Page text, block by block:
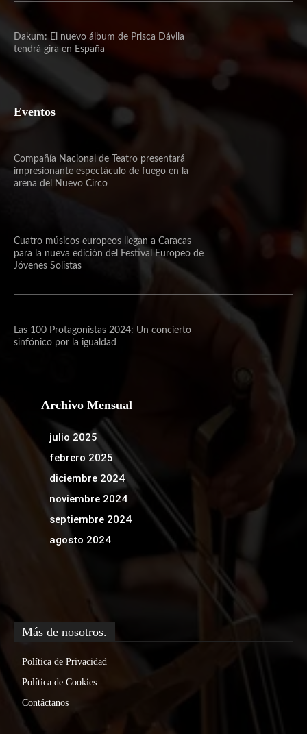
Dakum: El nuevo álbum de Prisca Dávila
tendrá gira en España
Eventos
Compañía Nacional de Teatro presentará
impresionante espectáculo de fuego en la
arena del Nuevo Circo
Cuatro músicos europeos llegan a Caracas
para la nueva edición del Festival Europeo de
Jóvenes Solistas
Las 100 Protagonistas 2024: Un concierto
sinfónico por la igualdad
Archivo Mensual
julio 2025
febrero 2025
diciembre 2024
noviembre 2024
septiembre 2024
agosto 2024
Más de nosotros.
Política de Privacidad
Política de Cookies
Contáctanos